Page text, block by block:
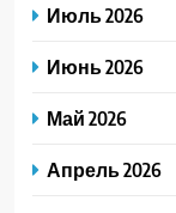
Июль 2026
Июнь 2026
Май 2026
Апрель 2026